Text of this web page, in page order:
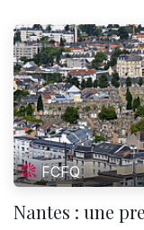
FCFQ
Nantes : une